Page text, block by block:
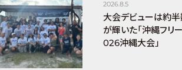
2026.8.5
大会デビューは約
が輝いた「沖縄フリ
026沖縄大会」